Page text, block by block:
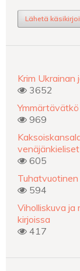
Lähetä
Krim Ukrainan
3652
969
venäjänkieliset
605
Tuhatvuotinen
594
Viholliskuva ja
kirjoissa
417